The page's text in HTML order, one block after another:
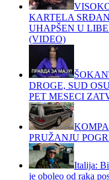
KARTELA
UHAPŠEN U
(VIDEO)
DROGE, SUD
PET MESECI
PRUŽANJU
Italija:
je oboleo od raka